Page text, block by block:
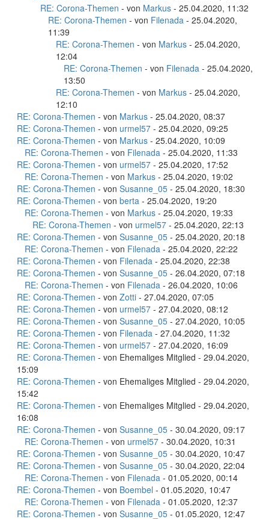
RE: Corona-Themen - von Markus - 25.04.2020, 11:32
RE: Corona-Themen - von Filenada - 25.04.2020,
11:39
RE: Corona-Themen - von Markus - 25.04.2020,
12:04
RE: Corona-Themen - von Filenada - 25.04.2020,
13:50
RE: Corona-Themen - von Markus - 25.04.2020,
12:10
RE: Corona-Themen - von Markus - 25.04.2020, 08:37
RE: Corona-Themen - von urmel57 - 25.04.2020, 09:25
RE: Corona-Themen - von Markus - 25.04.2020, 10:09
RE: Corona-Themen - von Filenada - 25.04.2020, 11:33
RE: Corona-Themen - von urmel57 - 25.04.2020, 17:52
RE: Corona-Themen - von Markus - 25.04.2020, 19:02
RE: Corona-Themen - von Susanne_05 - 25.04.2020, 18:30
RE: Corona-Themen - von berta - 25.04.2020, 19:20
RE: Corona-Themen - von Markus - 25.04.2020, 19:33
RE: Corona-Themen - von urmel57 - 25.04.2020, 22:13
RE: Corona-Themen - von Susanne_05 - 25.04.2020, 20:18
RE: Corona-Themen - von Filenada - 25.04.2020, 22:22
RE: Corona-Themen - von Filenada - 25.04.2020, 22:38
RE: Corona-Themen - von Susanne_05 - 26.04.2020, 07:18
RE: Corona-Themen - von Filenada - 26.04.2020, 10:06
RE: Corona-Themen - von Zotti - 27.04.2020, 07:05
RE: Corona-Themen - von urmel57 - 27.04.2020, 08:12
RE: Corona-Themen - von Susanne_05 - 27.04.2020, 10:05
RE: Corona-Themen - von Filenada - 27.04.2020, 11:32
RE: Corona-Themen - von urmel57 - 27.04.2020, 16:09
RE: Corona-Themen - von Ehemaliges Mitglied - 29.04.2020,
15:09
RE: Corona-Themen - von Ehemaliges Mitglied - 29.04.2020,
15:42
RE: Corona-Themen - von Ehemaliges Mitglied - 29.04.2020,
16:08
RE: Corona-Themen - von Susanne_05 - 30.04.2020, 09:17
RE: Corona-Themen - von urmel57 - 30.04.2020, 10:31
RE: Corona-Themen - von Susanne_05 - 30.04.2020, 10:47
RE: Corona-Themen - von Susanne_05 - 30.04.2020, 22:04
RE: Corona-Themen - von Filenada - 01.05.2020, 00:14
RE: Corona-Themen - von Boembel - 01.05.2020, 10:47
RE: Corona-Themen - von Filenada - 01.05.2020, 12:37
RE: Corona-Themen - von Susanne_05 - 01.05.2020, 12:47